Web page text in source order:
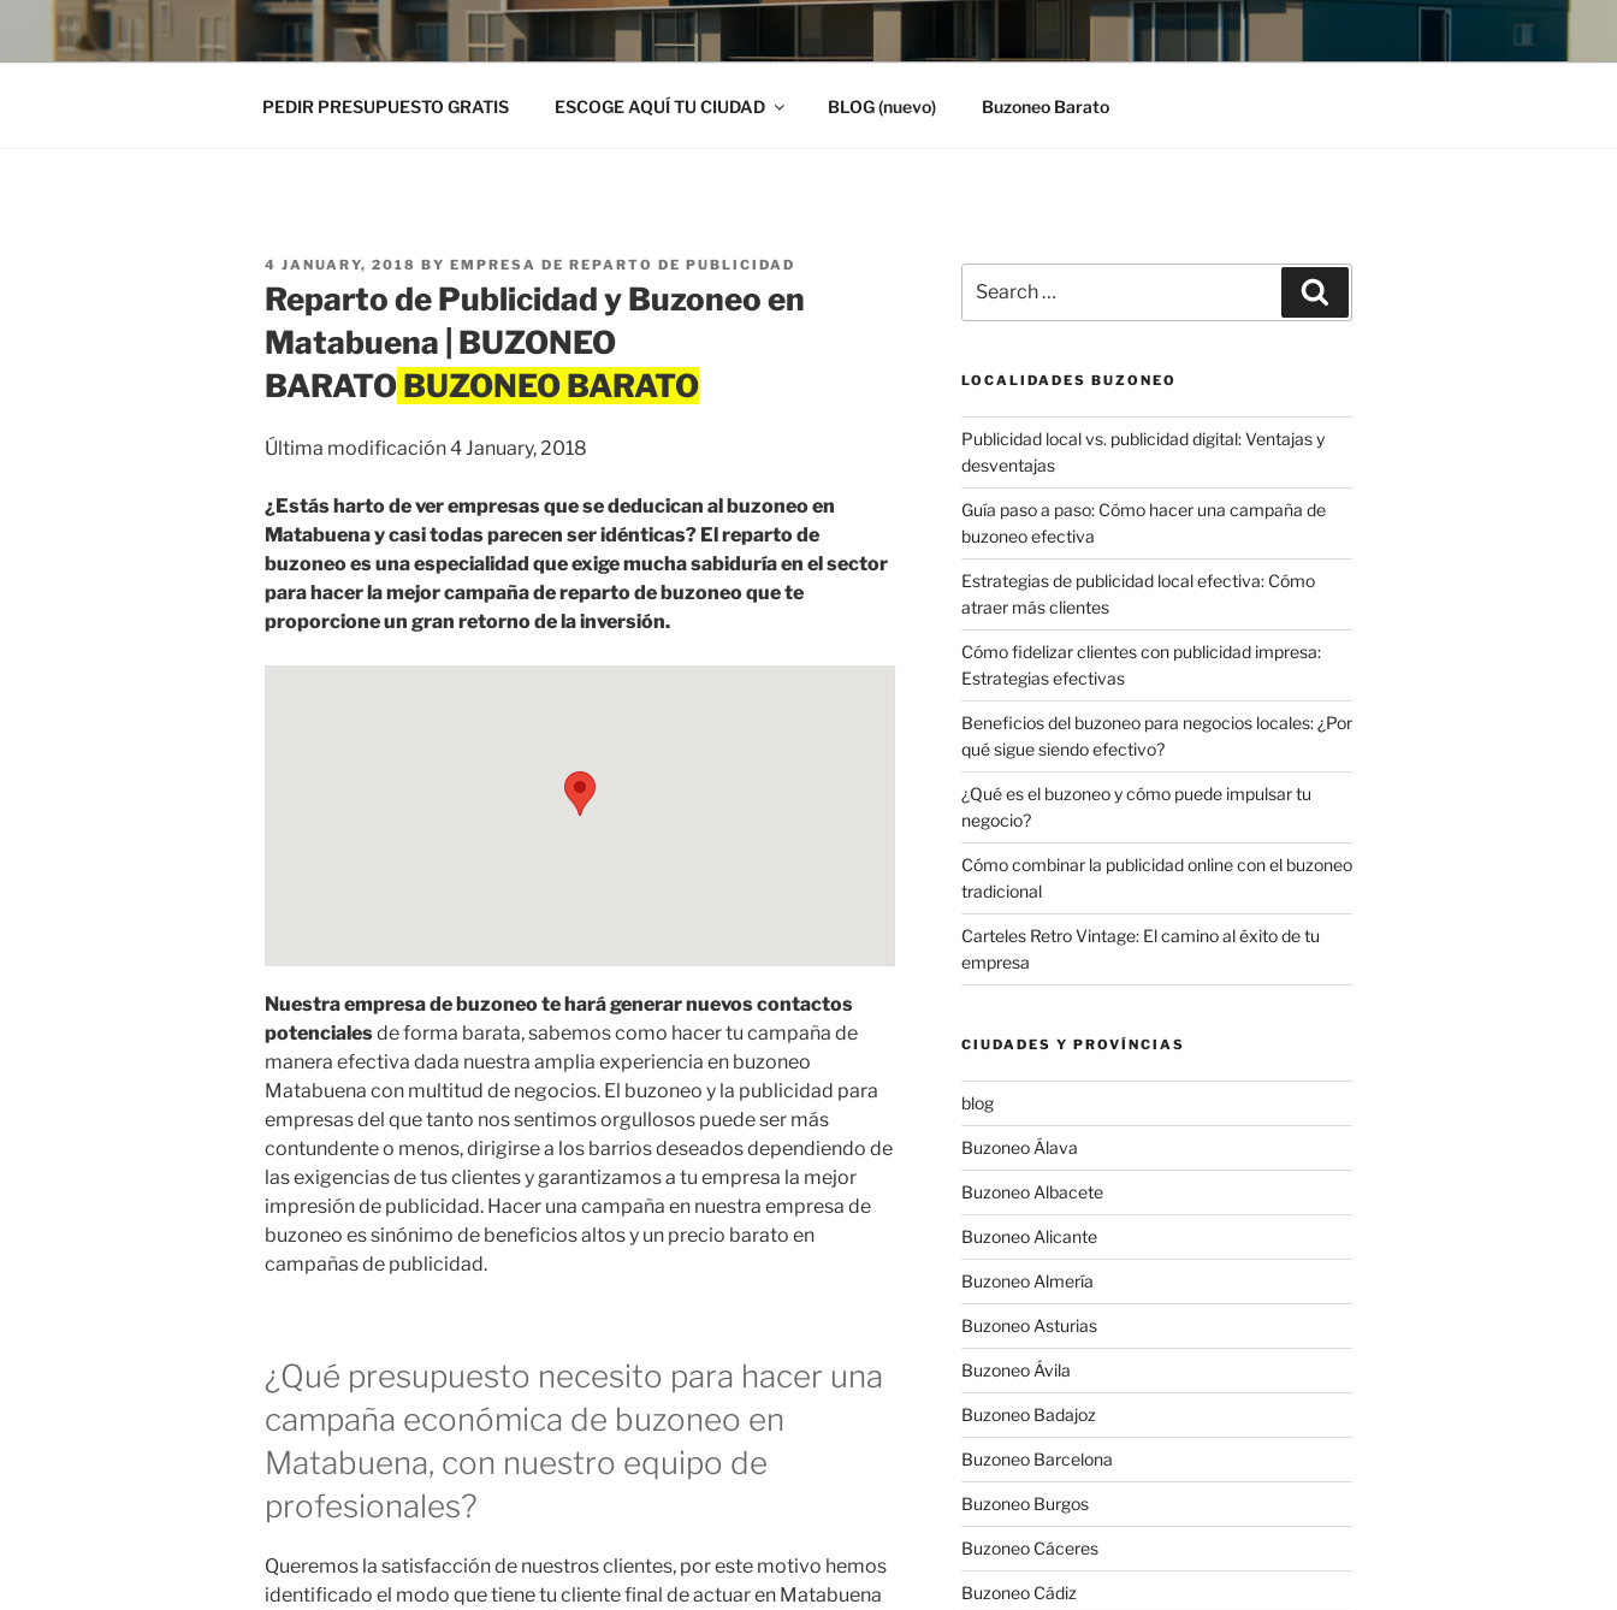
PEDIR PRESUPUESTO GRATIS ESCOGE AQUÍ TU CIUDAD BLOG (nuevo) Buzoneo Barato
POSTED
ON
4 JANUARY, 2018 BY EMPRESA DE REPARTO DE PUBLICIDAD
Reparto de Publicidad y Buzoneo en
Matabuena | BUZONEO
BARATO
Última modificación 4 January, 2018
¿Estás harto de ver empresas que se deducican al buzoneo en
Matabuena y casi todas parecen ser idénticas? El reparto de
buzoneo es una especialidad que exige mucha sabiduría en el sector
para hacer la mejor campaña de reparto de buzoneo que te
proporcione un gran retorno de la inversión.
Nuestra empresa de buzoneo te hará generar nuevos contactos
potencialesde forma barata, sabemos como hacer tu campaña de
manera efectiva dada nuestra amplia experiencia en buzoneo
Matabuena con multitud de negocios. El buzoneo y la publicidad para
empresas del que tanto nos sentimos orgullosos puede ser más
contundente o menos, dirigirse a los barrios deseados dependiendo de
las exigencias de tus clientes y garantizamos a tu empresa la mejor
impresión de publicidad. Hacer una campaña en nuestra empresa de
buzoneo es sinónimo de beneficios altos y un precio barato en
campañas de publicidad.
¿Qué presupuesto necesito para hacer una
campaña económica de buzoneo en
Matabuena, con nuestro equipo de
profesionales?
Queremos la satisfacción de nuestros clientes, por este motivo hemos
identificado el modo que tiene tu cliente final de actuar en Matabuena
for:
LOCALIDADES BUZONEO
Publicidad local vs. publicidad digital: Ventajas y
desventajas
Guía paso a paso: Cómo hacer una campaña de
buzoneo efectiva
Estrategias de publicidad local efectiva: Cómo
atraer más clientes
Cómo fidelizar clientes con publicidad impresa:
Estrategias efectivas
Beneficios del buzoneo para negocios locales: ¿Por
qué sigue siendo efectivo?
¿Qué es el buzoneo y cómo puede impulsar tu
negocio?
Cómo combinar la publicidad online con el buzoneo
tradicional
Carteles Retro Vintage: El camino al éxito de tu
empresa
CIUDADES Y PROVÍNCIAS
blog
Buzoneo Álava
Buzoneo Albacete
Buzoneo Alicante
Buzoneo Almería
Buzoneo Asturias
Buzoneo Ávila
Buzoneo Badajoz
Buzoneo Barcelona
Buzoneo Burgos
Buzoneo Cáceres
Buzoneo Cádiz